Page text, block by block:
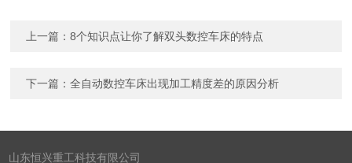
上一篇：8个知识点让你了解双头数控车床的特点
下一篇：全自动数控车床出现加工精度差的原因分析
山东恒兴重工科技有限公司